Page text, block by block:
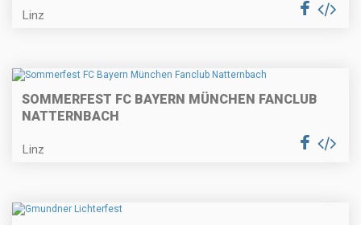
Linz
SOMMERFEST FC BAYERN MÜNCHEN FANCLUB
NATTERNBACH
Linz